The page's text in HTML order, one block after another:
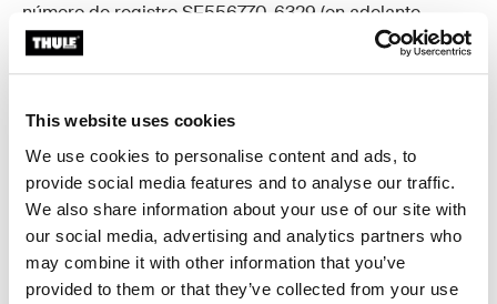
This website uses cookies
We use cookies to personalise content and ads, to
provide social media features and to analyse our traffic.
We also share information about your use of our site with
our social media, advertising and analytics partners who
may combine it with other information that you’ve
provided to them or that they’ve collected from your use
número de registro SE556770-6329 (en adelante,
“THULE”) y sus filiales, una licencia internacional no
ninguna obligación para con ti, tu(s) imágen(es) con
fines de marketing o publicitarios, incluidos, entre
otros, el derecho de reproducir, distribuir, alterar y
editar tus fotos.
Por la presente, certificas que (i) eres el propietario de
todos los derechos de tus imágenes, (ii) las personas
que aparecen en tus imágenes te otorgaron permiso